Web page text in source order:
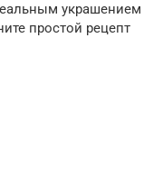
украшением
простой рецепт